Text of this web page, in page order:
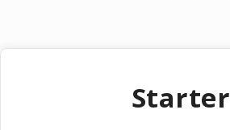
Starter